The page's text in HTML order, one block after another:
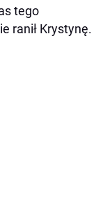
tego
ranił Krystynę.